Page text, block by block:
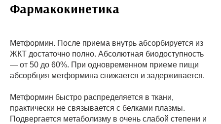
Фармакокинетика
Метформин. После приема внутрь абсорбируется из
ЖКТ достаточно полно. Абсолютная биодоступность
— от 50 до 60%. При одновременном приеме пищи
абсорбция метформина снижается и задерживается.
Метформин быстро распределяется в ткани,
практически не связывается с белками плазмы.
Подвергается метаболизму в очень слабой степени и